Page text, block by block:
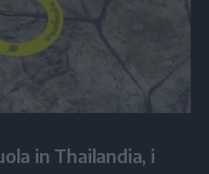
in Thailandia, i